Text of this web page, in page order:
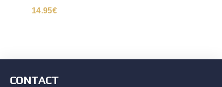
14.95€
CONTACT